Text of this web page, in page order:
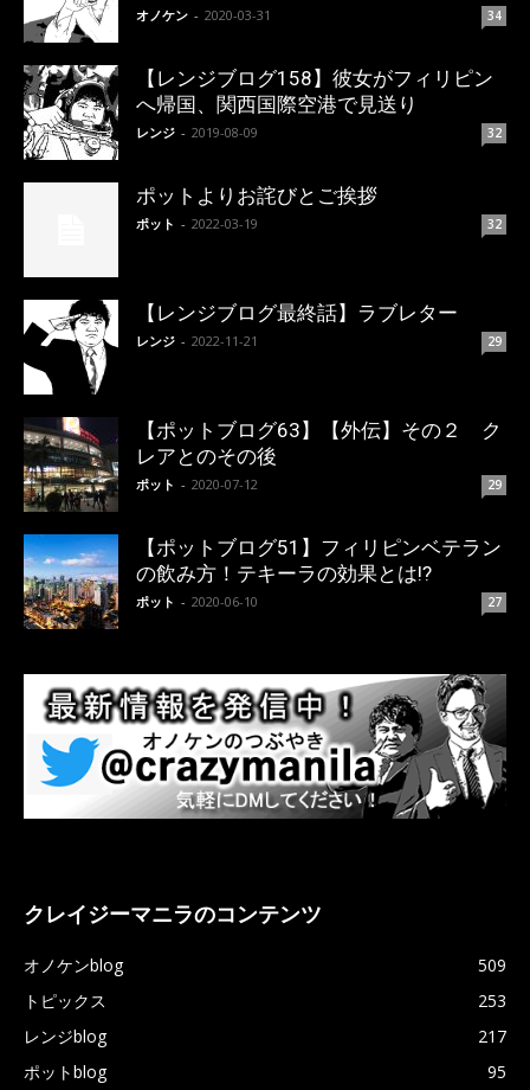
オノケン - 2020-03-31 34
【レンジブログ158】彼女がフィリピン
へ帰国、関西国際空港で見送り
レンジ - 2019-08-09 32
ポットよりお詫びとご挨拶
ポット - 2022-03-19 32
【レンジブログ最終話】ラブレター
レンジ - 2022-11-21 29
【ポットブログ63】【外伝】その２ ク
レアとのその後
ポット - 2020-07-12 29
【ポットブログ51】フィリピンベテラン
の飲み方！テキーラの効果とは!?
ポット - 2020-06-10 27
クレイジーマニラのコンテンツ
オノケンblog
509
トピックス
253
レンジblog
217
ポットblog
95